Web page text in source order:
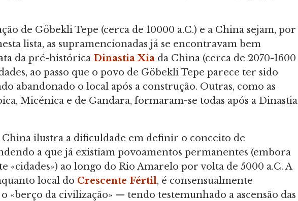
de Göbekli Tepe (cerca de 10000 a.C.) e a China sejam, por
lista, as supramencionadas já se encontravam bem
da pré-histórica Dinastia Xia da China (cerca de 2070-1600
ao passo que o povo de Göbekli Tepe parece ter sido
abandonado o local após a construção. Outras, como as
Micénica e de Gandara, formaram-se todas após a Dinastia
China ilustra a dificuldade em definir o conceito de
a que já existiam povoamentos permanentes (embora
«cidades») ao longo do Rio Amarelo por volta de 5000 a.C. A
local do Crescente Fértil, é consensualmente
«berço da civilização» — tendo testemunhado a ascensão das